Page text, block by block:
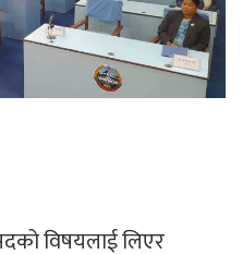
विषयलाई लिएर